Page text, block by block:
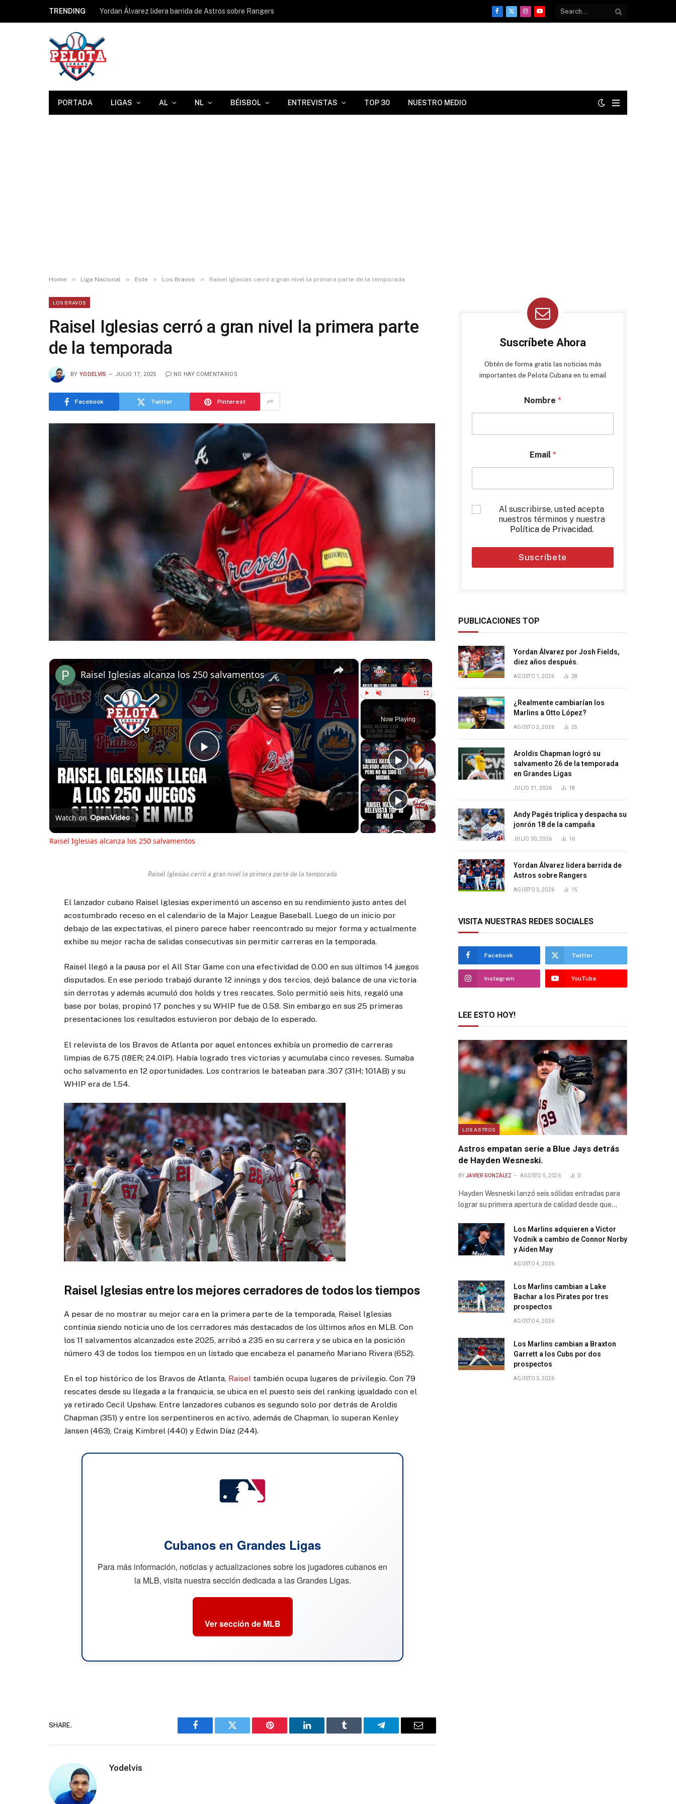
TRENDING Yordan Álvarez lidera barrida de Astros sobre Rangers
Facebook
X
InstagramYouTube
PORTADA LIGAS AL NL BÉISBOL ENTREVISTAS TOP 30 NUESTRO MEDIO
Home » Liga Nacional » Este » Los Bravos » Raisel Iglesias cerró a gran nivel la primera parte de la temporada
LOS BRAVOS
Raisel Iglesias cerró a gran nivel la primera parte
de la temporada
BY YODELVIS JULIO 17, 2025 NO HAY COMENTARIOS
Facebook Twitter Pinterest
×
Fullscreen
Now Playing
×
Play
Video
Raisel Iglesias alcanza los 250 salvamentos
Watch on
Raisel Iglesias alcanza los 250 salvamentos
Raisel Iglesias cerró a gran nivel la primera parte de la temporada
El lanzador cubano Raisel Iglesias experimentó un ascenso en su rendimiento justo antes del
acostumbrado receso en el calendario de la Major League Baseball. Luego de un inicio por
debajo de las expectativas, el pinero parece haber reencontrado su mejor forma y actualmente
exhibe su mejor racha de salidas consecutivas sin permitir carreras en la temporada.
Raisel llegó a la pausa por el All Star Game con una efectividad de 0.00 en sus últimos 14 juegos
disputados. En ese periodo trabajó durante 12 innings y dos tercios, dejó balance de una victoria
sin derrotas y además acumuló dos holds y tres rescates. Solo permitió seis hits, regaló una
base por bolas, propinó 17 ponches y su WHIP fue de 0.58. Sin embargo en sus 25 primeras
presentaciones los resultados estuvieron por debajo de lo esperado.
El relevista de los Bravos de Atlanta por aquel entonces exhibía un promedio de carreras
limpias de 6.75 (18ER; 24.0IP). Había logrado tres victorias y acumulaba cinco reveses. Sumaba
ocho salvamento en 12 oportunidades. Los contrarios le bateaban para .307 (31H; 101AB) y su
WHIP era de 1.54.
Raisel Iglesias entre los mejores cerradores de todos los tiempos
A pesar de no mostrar su mejor cara en la primera parte de la temporada, Raisel Iglesias
continúa siendo noticia uno de los cerradores más destacados de los últimos años en MLB. Con
los 11 salvamentos alcanzados este 2025, arribó a 235 en su carrera y se ubica en la posición
número 43 de todos los tiempos en un listado que encabeza el panameño Mariano Rivera (652).
En el top histórico de los Bravos de Atlanta, Raisel también ocupa lugares de privilegio. Con 79
rescates desde su llegada a la franquicia, se ubica en el puesto seis del ranking igualdado con el
ya retirado Cecil Upshaw. Entre lanzadores cubanos es segundo solo por detrás de Aroldis
Chapman (351) y entre los serpentineros en activo, además de Chapman, lo superan Kenley
Jansen (463), Craig Kimbrel (440) y Edwin Díaz (244).
Cubanos en Grandes Ligas
Para más información, noticias y actualizaciones sobre los jugadores cubanos en
la MLB, visita nuestra sección dedicada a las Grandes Ligas.
Ver sección de MLB
SHARE.
Facebook Twitter Pinterest LinkedIn Tumblr Telegram Email
Yodelvis
Suscríbete Ahora
Obtén de forma gratis las noticias más
importantes de Pelota Cubana en tu email
Nombre *
Email *
*
Al suscribirse, usted acepta
nuestros términos y nuestra
Política de Privacidad.
Suscríbete
PUBLICACIONES TOP
Yordan Álvarez por Josh Fields,
diez años después.
AGOSTO 1, 2026 28
¿Realmente cambiarían los
Marlins a Otto López?
AGOSTO 2, 2026 25
Aroldis Chapman logró su
salvamento 26 de la temporada
en Grandes Ligas
JULIO 31, 2026 18
Andy Pagés triplica y despacha su
jonrón 18 de la campaña
JULIO 30, 2026 16
Yordan Álvarez lidera barrida de
Astros sobre Rangers
AGOSTO 3, 2026 15
VISITA NUESTRAS REDES SOCIALES
Facebook Twitter
Instagram YouTube
LEE ESTO HOY!
LOS ASTROS
Astros empatan serie a Blue Jays detrás
de Hayden Wesneski.
BY JAVIER GONZÁLEZ AGOSTO 5, 2026 0
Hayden Wesneski lanzó seis sólidas entradas para
lograr su primera apertura de calidad desde que…
Los Marlins adquieren a Victor
Vodnik a cambio de Connor Norby
y Aiden May
AGOSTO 4, 2026
Los Marlins cambian a Lake
Bachar a los Pirates por tres
prospectos
AGOSTO 4, 2026
Los Marlins cambian a Braxton
Garrett a los Cubs por dos
prospectos
AGOSTO 3, 2026